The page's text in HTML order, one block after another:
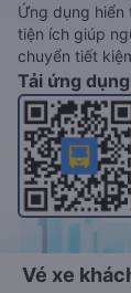
Ứng dụng hiển
tiện ích giúp
chuyển tiết
Tải ứng
Vé xe